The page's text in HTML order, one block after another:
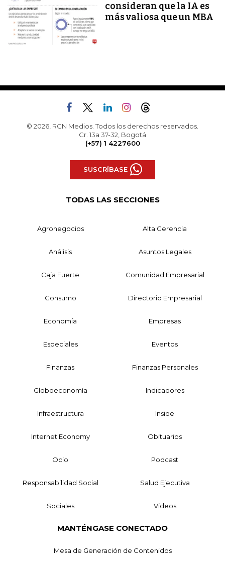
consideran que la IA es
más valiosa que un MBA
© 2026, RCN Medios. Todos los derechos reservados.
Cr. 13a 37-32, Bogotá
(+57) 1 4227600
SUSCRÍBASE
TODAS LAS SECCIONES
Agronegocios Alta Gerencia
Análisis Asuntos Legales
Caja Fuerte Comunidad Empresarial
Consumo Directorio Empresarial
Economía Empresas
Especiales Eventos
Finanzas Finanzas Personales
Globoeconomía Indicadores
Infraestructura Inside
Internet Economy Obituarios
Ocio Podcast
Responsabilidad Social Salud Ejecutiva
Sociales Videos
MANTÉNGASE CONECTADO
Mesa de Generación de Contenidos